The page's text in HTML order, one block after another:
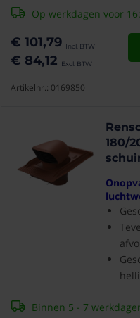
€ 101,79
€ 84,12
Op werkdagen voor
Artikelnr.: 0169850
180/
Binnen 5 - 7